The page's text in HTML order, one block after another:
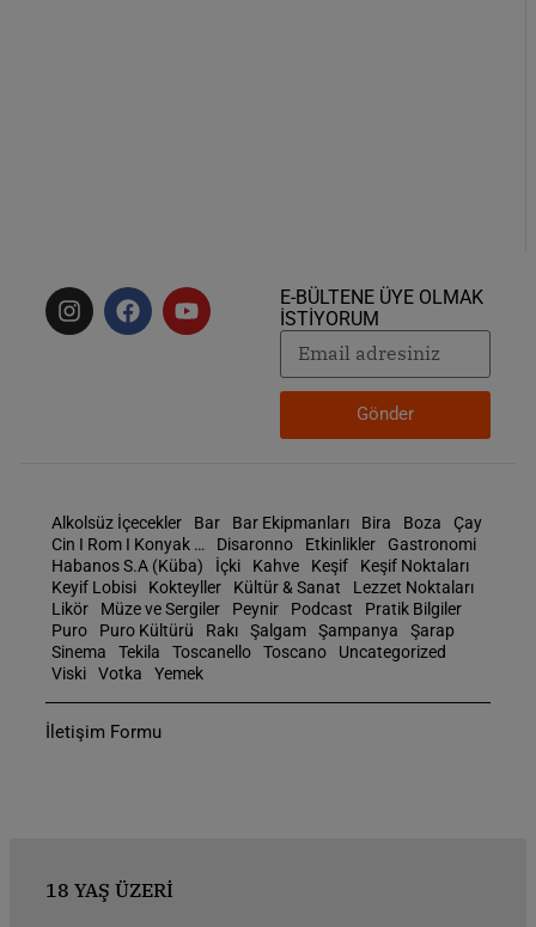
E-BÜLTENE ÜYE OLMAK
İSTİYORUM
Gönder
Alkolsüz İçecekler Bar Bar Ekipmanları Bira Boza
Çay
Cin I Rom I Konyak …
Disaronno Etkinlikler
Gastronomi
Habanos S.A (Küba)
İçki Kahve Keşif
Keşif Noktaları
Keyif Lobisi
Kokteyller Kültür & Sanat
Lezzet Noktaları
Likör
Müze ve Sergiler Peynir Podcast
Pratik Bilgiler
Puro
Puro Kültürü Rakı Şalgam Şampanya
Şarap
Sinema
Tekila Toscanello Toscano
Uncategorized
Viski
Votka Yemek
İletişim Formu
18 YAŞ ÜZERİ